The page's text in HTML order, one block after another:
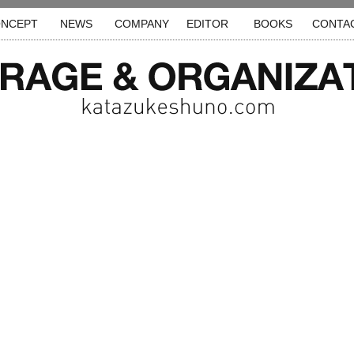
NEWS COMPANY EDITOR BOOKS